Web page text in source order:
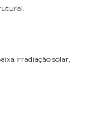
irradiação solar,